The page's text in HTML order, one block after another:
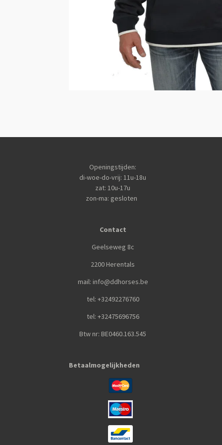
Openingstijden:
di-woe-do-vrij: 11u-18u
zat: 10u-17u
zon-ma: gesloten
Contact
Geelseweg 8c
2200 Herentals
mail: info@ddhorses.be
tel: +32492276760
tel: +32475696756
Btw nr: BE0460.163.545
Betaalmogelijkheden